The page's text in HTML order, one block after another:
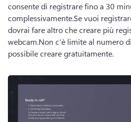
consente di registrare fino a 30
complessivamente.Se vuoi
dovrai fare altro che creare più
webcam.Non c'è limite al numero
possibile creare gratuitamente.